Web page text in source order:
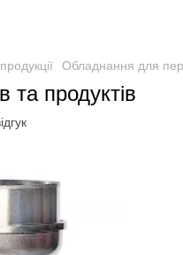
Обладнання для
та продуктів